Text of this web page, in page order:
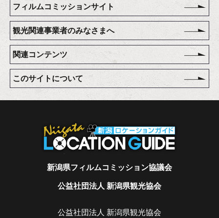
フィルムコミッションサイト
観光関連事業者のみなさまへ
関連コンテンツ
このサイトについて
新潟県フィルムコミッション協議会
公益社団法人 新潟県観光協会
公益社団法人 新潟県観光協会